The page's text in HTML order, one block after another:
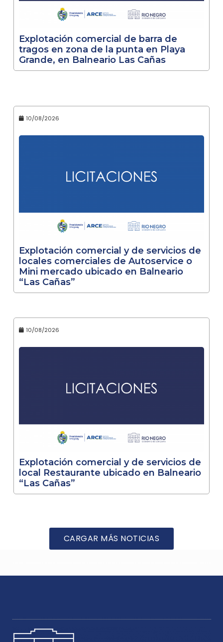
Explotación comercial de barra de
tragos en zona de la punta en Playa
Grande, en Balneario Las Cañas
10/08/2026
Explotación comercial y de servicios de
locales comerciales de Autoservice o
Mini mercado ubicado en Balneario
“Las Cañas”
10/08/2026
Explotación comercial y de servicios de
local Restaurante ubicado en Balneario
“Las Cañas”
CARGAR MÁS NOTICIAS